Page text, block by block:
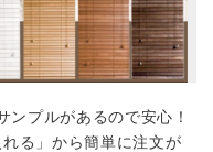
ンプルがあるので安心！
る」から簡単に注文が